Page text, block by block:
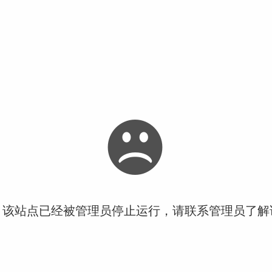
站点已经被管理员停止运行，请联系管理员了